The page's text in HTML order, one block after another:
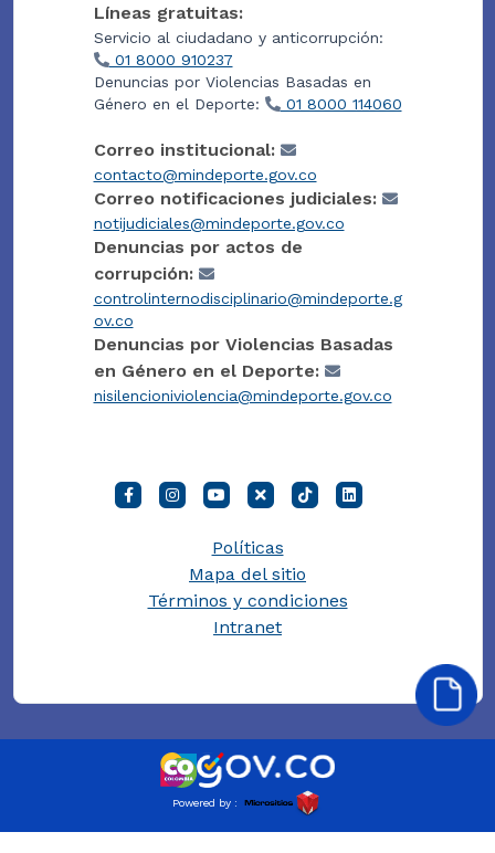
Líneas gratuitas:
Servicio al ciudadano y anticorrupción:
01 8000 910237
Denuncias por Violencias Basadas en
Género en el Deporte:
01 8000 114060
Correo institucional:
contacto@mindeporte.gov.co
Correo notificaciones judiciales:
notijudiciales@mindeporte.gov.co
Denuncias por actos de
corrupción:
controlinternodisciplinario@mindeporte.g
ov.co
Denuncias por Violencias Basadas
en Género en el Deporte:
nisilencioniviolencia@mindeporte.gov.co
Políticas
Mapa del sitio
Términos y condiciones
Intranet
Powered by :